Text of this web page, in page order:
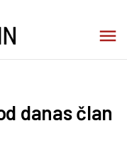
danas član